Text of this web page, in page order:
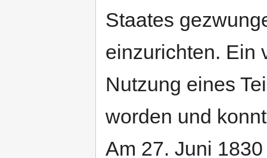
Staates
einzurichten. Ein
Nutzung eines
worden und
Am 27. Juni